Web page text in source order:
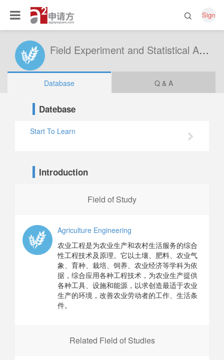
Sign
Field Experiment and Statistical Analysis
Database Q & A
Datebase
Start To Learn
Introduction
Field of Study
Agriculture Engineering
农业工程是为农业生产和农村生活服务的综合
性工程技术及原理。它以土壤、肥料、农业气
象、育种、栽培、饲养、农业经济等学科为依
据，综合应用各种工程技术，为农业生产提供
各种工具、设施和能源，以求创造最适于农业
生产的环境，改善农业劳动者的工作、生活条
件。
Related Field of Studies